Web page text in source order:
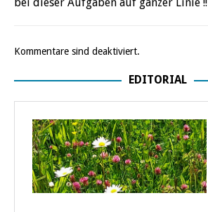
Kommentare sind deaktiviert.
EDITORIAL